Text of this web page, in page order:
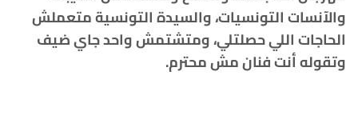
والآنسات التونسيات، والسيدة التونسية متعملش
الحاجات اللي حصلتلي، ومتشتمش واحد جاي ضيف
وتقوله أنت فنان مش محترم.